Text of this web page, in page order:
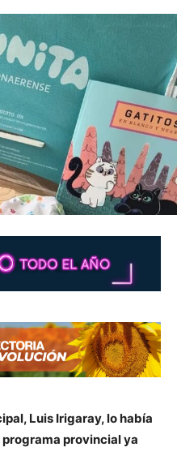
Luis Irigaray, lo había
provincial ya